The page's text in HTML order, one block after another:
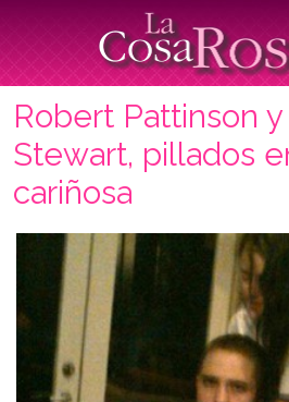
Robert Pattinson
Stewart, pillados
cariñosa